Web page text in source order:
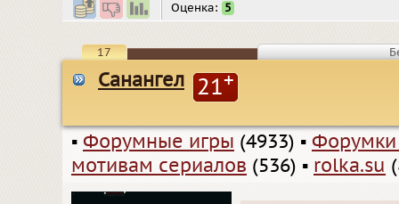
Оценка: 5
17
Санангел 21+
▪ Форумные игры (4933) ▪
мотивам сериалов (536) ▪ rolka.su